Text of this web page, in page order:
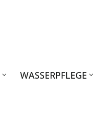
WASSERPFLEGE